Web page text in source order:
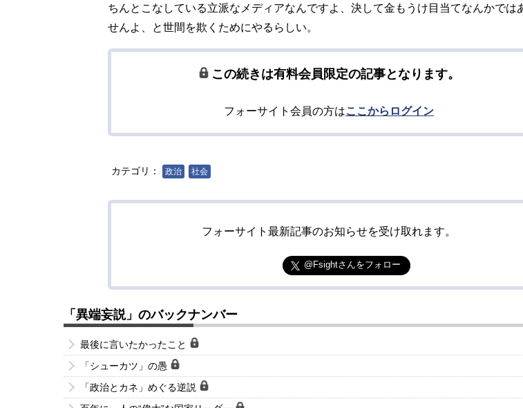
ちんとこなしている立派なメディアなんですよ、決して金もうけ目当てなんかでは
せんよ、と世間を欺くためにやるらしい。
この続きは有料会員限定の記事となります。
フォーサイト会員の方はここからログイン
カテゴリ： 政治 社会
フォーサイト最新記事のお知らせを受け取れます。
@Fsightさんをフォロー
「異端妄説」のバックナンバー
最後に言いたかったこと
「シューカツ」の愚
「政治とカネ」めぐる逆説